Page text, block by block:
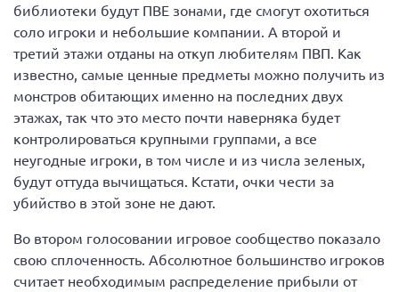
библиотеки будут ПВЕ зонами, где смогут охотиться
соло игроки и небольшие компании. А второй и
третий этажи отданы на откуп любителям ПВП. Как
известно, самые ценные предметы можно получить из
монстров обитающих именно на последних двух
этажах, так что это место почти наверняка будет
контролироваться крупными группами, а все
неугодные игроки, в том числе и из числа зеленых,
будут оттуда вычищаться. Кстати, очки чести за
убийство в этой зоне не дают.
Во втором голосовании игровое сообщество показало
свою сплоченность. Абсолютное большинство игроков
считает необходимым распределение прибыли от